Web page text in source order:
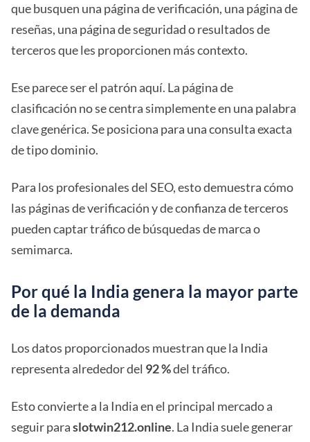
que busquen una página de verificación, una página de
reseñas, una página de seguridad o resultados de
terceros que les proporcionen más contexto.
Ese parece ser el patrón aquí. La página de
clasificación no se centra simplemente en una palabra
clave genérica. Se posiciona para una consulta exacta
de tipo dominio.
Para los profesionales del SEO, esto demuestra cómo
las páginas de verificación y de confianza de terceros
pueden captar tráfico de búsquedas de marca o
semimarca.
Por qué la India genera la mayor parte
de la demanda
Los datos proporcionados muestran que la India
representa alrededor del 92 %del tráfico.
Esto convierte a la India en el principal mercado a
seguir paraslotwin212.online. La India suele generar